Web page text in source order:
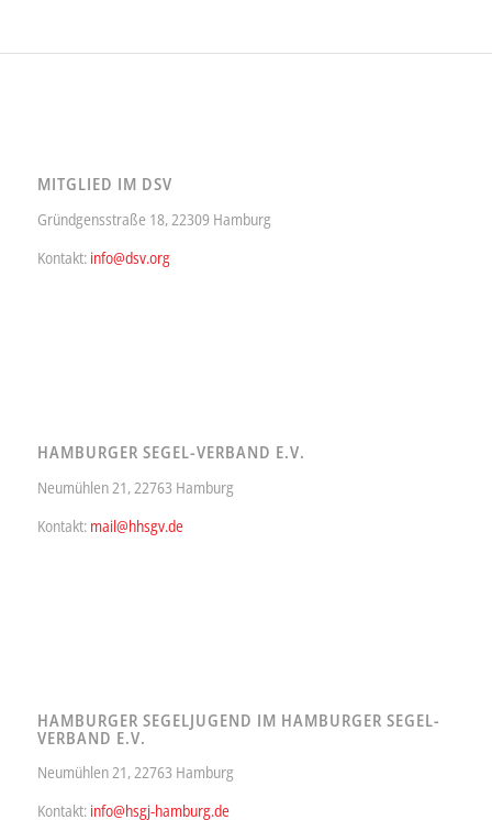
MITGLIED IM DSV
Gründgensstraße 18, 22309 Hamburg
Kontakt: info@dsv.org
HAMBURGER SEGEL-VERBAND E.V.
Neumühlen 21, 22763 Hamburg
Kontakt: mail@hhsgv.de
HAMBURGER SEGELJUGEND IM HAMBURGER SEGEL-
VERBAND E.V.
Neumühlen 21, 22763 Hamburg
Kontakt: info@hsgj-hamburg.de